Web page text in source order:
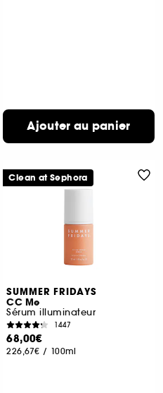
Ajouter au panier
SUMMER FRIDAYS
CC Me
Sérum illuminateur
1447
68,00€
226,67€ / 100ml
Clean at Sephora